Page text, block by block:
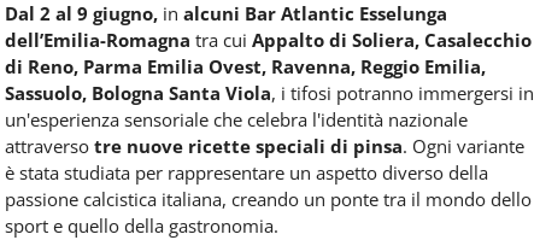
Dal 2 al 9 giugno, in alcuni Bar Atlantic Esselunga
dell’Emilia-Romagna tra cui Appalto di Soliera, Casalecchio
di Reno, Parma Emilia Ovest, Ravenna, Reggio Emilia,
Sassuolo, Bologna Santa Viola, i tifosi potranno immergersi in
un'esperienza sensoriale che celebra l'identità nazionale
attraverso tre nuove ricette speciali di pinsa. Ogni variante
è stata studiata per rappresentare un aspetto diverso della
passione calcistica italiana, creando un ponte tra il mondo dello
sport e quello della gastronomia.